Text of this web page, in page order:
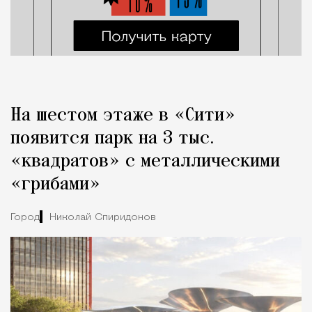
На шестом этаже в «Сити»
появится парк на 3 тыс.
«квадратов» с металлическими
«грибами»
Город Николай Спиридонов